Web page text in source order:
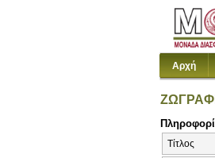
Αρχή
Τίτλος